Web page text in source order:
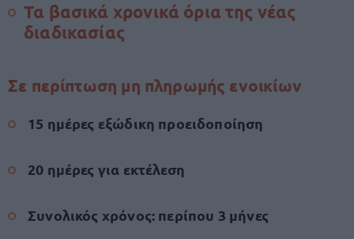
Τα βασικά χρονικά όρια της νέας
διαδικασίας
Σε περίπτωση μη πληρωμής ενοικίων
15 ημέρες εξώδικη προειδοποίηση
20 ημέρες για εκτέλεση
Συνολικός χρόνος: περίπου 3 μήνες